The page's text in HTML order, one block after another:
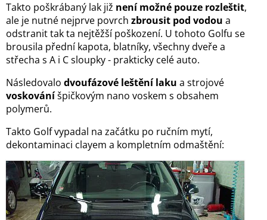
Takto poškrábaný lak již není možné pouze rozleštit,
ale je nutné nejprve povrch zbrousit pod vodou a
odstranit tak ta nejtěžší poškození. U tohoto Golfu se
brousila přední kapota, blatníky, všechny dveře a
střecha s A i C sloupky - prakticky celé auto.
Následovalo dvoufázové leštění laku a strojové
voskováníšpičkovým nano voskem s obsahem
polymerů.
Takto Golf vypadal na začátku po ručním mytí,
dekontaminaci clayem a kompletním odmaštění: